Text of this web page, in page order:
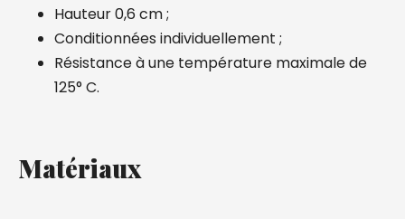
Hauteur 0,6 cm ;
Conditionnées individuellement ;
Résistance à une température maximale de
125° C.
Matériaux